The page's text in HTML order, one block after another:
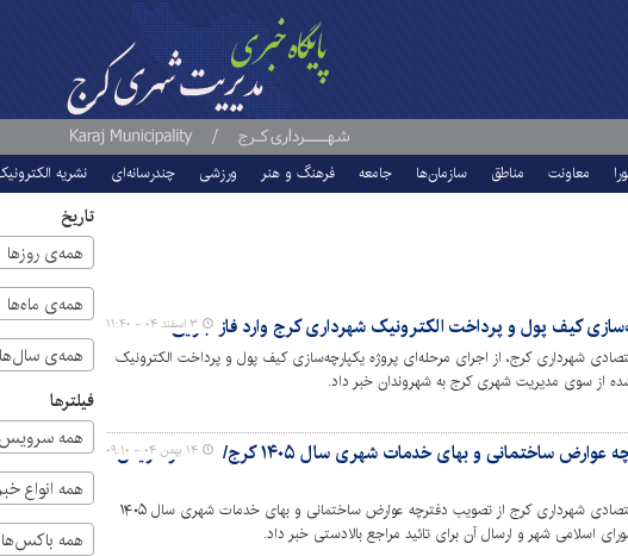
معاونت مناطق سازمان‌ها جامعه فرهنگ و هنر ورزشی چندرسانه‌ای نشریه
کیف پول و پرداخت الکترونیک شهرداری کرج وارد فاز اجرایی شد
شهرداری کرج، از اجرای مرحله‌ای پروژه یکپارچه‌سازی کیف پول و پرداخت الکترونیک
از سوی مدیریت شهری کرج به شهروندان خبر داد.
۳ اسفند ۰۴ - ۱۱:۴۰
تصویب دفترچه عوارض ساختمانی و بهای خدمات شهری سال ۱۴۰۵ کرج/ حداکثر افزایش
معاون مالی و اقتصادی شهرداری کرج از تصویب دفترچه عوارض ساختمانی و بهای خدمات شهری سال ۱۴۰۵
اسلامی شهر و ارسال آن برای تائید مراجع بالادستی خبر داد.
۱۴ بهمن ۰۴ - ۰۹:۱۰
تاریخ
همه‌ی روزها
همه‌ی ماه‌ها
همه‌ی سال‌ها
فیلترها
همه
همه انواع
همه باکس‌ها